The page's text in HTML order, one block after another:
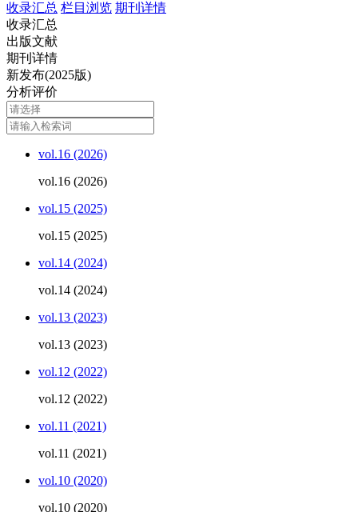
收录汇总 栏目浏览 期刊详情
收录汇总
出版文献
期刊详情
新发布(2025版)
分析评价
vol.16 (2026)
vol.16 (2026)
vol.15 (2025)
vol.15 (2025)
vol.14 (2024)
vol.14 (2024)
vol.13 (2023)
vol.13 (2023)
vol.12 (2022)
vol.12 (2022)
vol.11 (2021)
vol.11 (2021)
vol.10 (2020)
vol.10 (2020)